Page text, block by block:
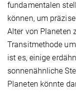
fundamentalen
können, um
Alter von Planeten
Transitmethode
ist es, einige
sonnenähnliche
Planeten könnte